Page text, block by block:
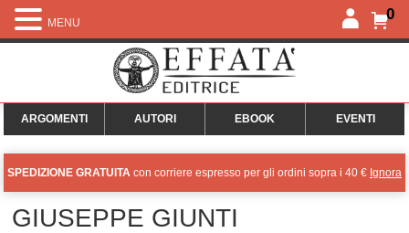
0
ARGOMENTI AUTORI EBOOK EVENTI
SPEDIZIONE GRATUITA con corriere espresso per gli ordini sopra i 40 € Ignora
GIUSEPPE GIUNTI
MENU